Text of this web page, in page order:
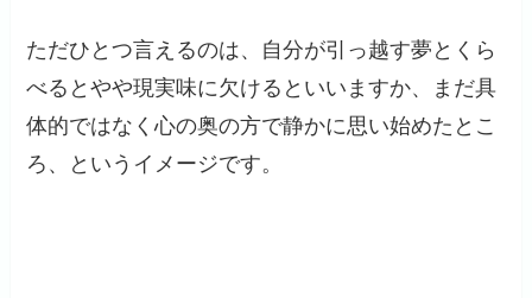
ただひとつ言えるのは、自分が引っ越す夢とくら
べるとやや現実味に欠けるといいますか、まだ具
体的ではなく心の奥の方で静かに思い始めたとこ
ろ、というイメージです。